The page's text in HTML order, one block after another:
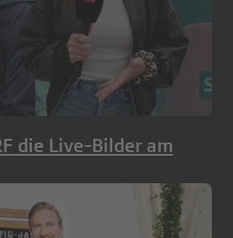
die Live-Bilder am